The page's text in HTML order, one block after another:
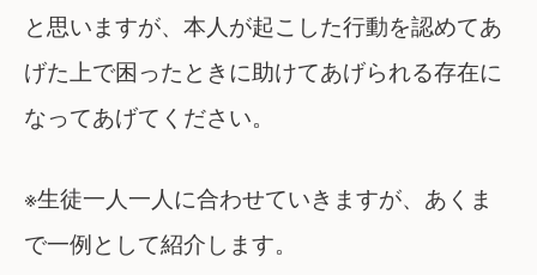
と思いますが、本人が起こした行動を認めてあ
げた上で困ったときに助けてあげられる存在に
なってあげてください。
※生徒一人一人に合わせていきますが、あくま
で一例として紹介します。